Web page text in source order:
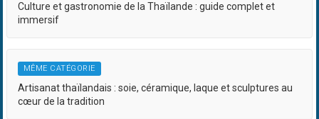
Culture et gastronomie de la Thaïlande : guide complet et
immersif
MÊME CATÉGORIE
Artisanat thaïlandais : soie, céramique, laque et sculptures au
cœur de la tradition